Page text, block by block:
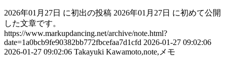
2026年01月27日 に初出の投稿 2026年01月27日 に初めて公開
した文章です。
https://www.markupdancing.net/archive/note.html?
date=1a0bcb9fe90382bb772fbcefaa7d1cfd 2026-01-27 09:02:06
2026-01-27 09:02:06 Takayuki Kawamoto,note,メモ